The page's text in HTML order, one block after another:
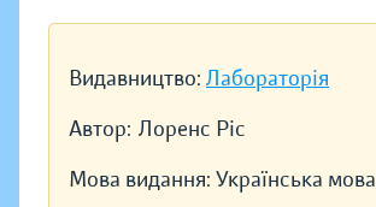
Видавництво: Лабораторія
Автор: Лоренс Ріс
Мова видання: Українська мова